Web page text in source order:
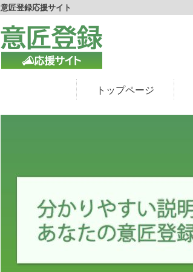
意匠登録応援サイト
トップページ